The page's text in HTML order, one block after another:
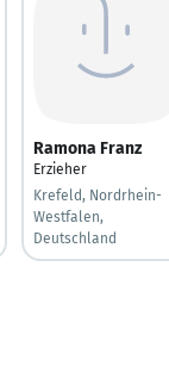
Ramona Franz
Erzieher
Krefeld, Nordrhein-
Westfalen,
Deutschland